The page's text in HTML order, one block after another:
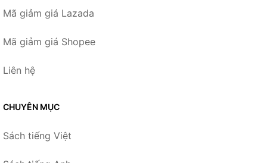
Mã giảm giá Lazada
Mã giảm giá Shopee
Liên hệ
CHUYÊN MỤC
Sách tiếng Việt